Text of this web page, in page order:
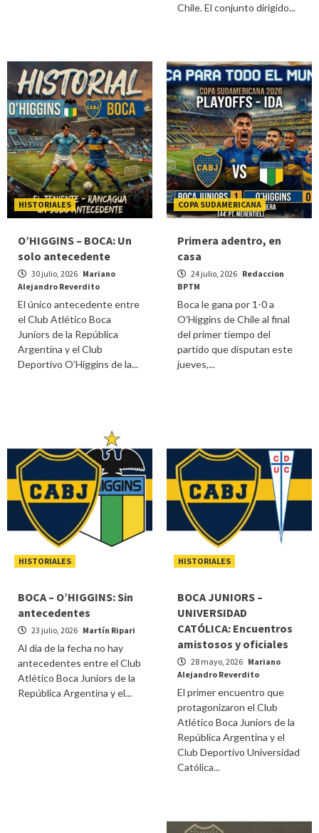
Chile. El conjunto dirigido...
HISTORIALES
O’HIGGINS – BOCA: Un
solo antecedente
30 julio, 2026 Mariano
Alejandro Reverdito
El único antecedente entre
el Club Atlético Boca
Juniors de la República
Argentina y el Club
Deportivo O’Higgins de la...
COPA SUDAMERICANA
Primera adentro, en
casa
24 julio, 2026 Redaccion
BPTM
Boca le gana por 1-0 a
O’Higgins de Chile al final
del primer tiempo del
partido que disputan este
jueves,...
HISTORIALES
BOCA – O’HIGGINS: Sin
antecedentes
23 julio, 2026 Martín Ripari
Al día de la fecha no hay
antecedentes entre el Club
Atlético Boca Juniors de la
República Argentina y el...
HISTORIALES
BOCA JUNIORS –
UNIVERSIDAD
CATÓLICA: Encuentros
amistosos y oficiales
28 mayo, 2026 Mariano
Alejandro Reverdito
El primer encuentro que
protagonizaron el Club
Atlético Boca Juniors de la
República Argentina y el
Club Deportivo Universidad
Católica...